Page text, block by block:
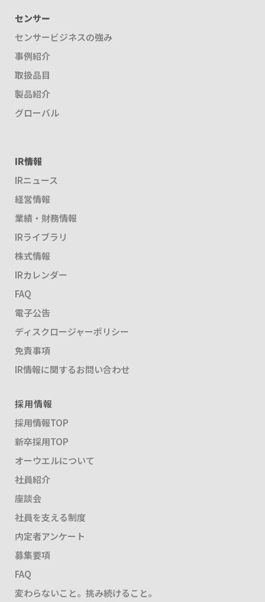
センサー
センサービジネスの強み
事例紹介
取扱品目
製品紹介
グローバル
IR情報
IRニュース
経営情報
業績・財務情報
IRライブラリ
株式情報
IRカレンダー
FAQ
電子公告
ディスクロージャーポリシー
免責事項
IR情報に関するお問い合わせ
採用情報
採用情報TOP
新卒採用TOP
オーウエルについて
社員紹介
座談会
社員を支える制度
内定者アンケート
募集要項
FAQ
変わらないこと。挑み続けること。